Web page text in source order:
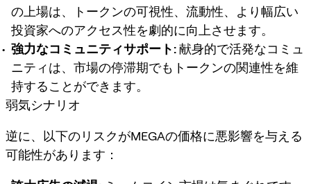
の上場は、トークンの可視性、流動性、より幅広い
投資家へのアクセス性を劇的に向上させます。
強力なコミュニティサポート:献身的で活発なコミュ
ニティは、市場の停滞期でもトークンの関連性を維
持することができます。
弱気シナリオ
逆に、以下のリスクがMEGAの価格に悪影響を与える
可能性があります：